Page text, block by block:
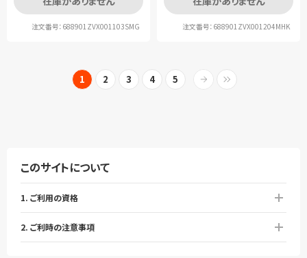
注文番号：688901ZVX001103SMG 注文番号：688901ZVX001204MHK
1 2 3 4 5
このサイトについて
1. ご利用の資格
2. ご利時の注意事項